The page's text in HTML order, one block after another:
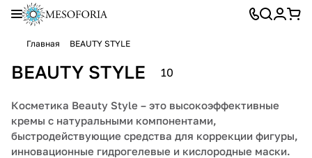
Главная BEAUTY STYLE
BEAUTY STYLE 10
Косметика Beauty Style – это высокоэффективные
кремы с натуральными компонентами,
быстродействующие средства для коррекции фигуры,
инновационные гидрогелевые и кислородные маски.